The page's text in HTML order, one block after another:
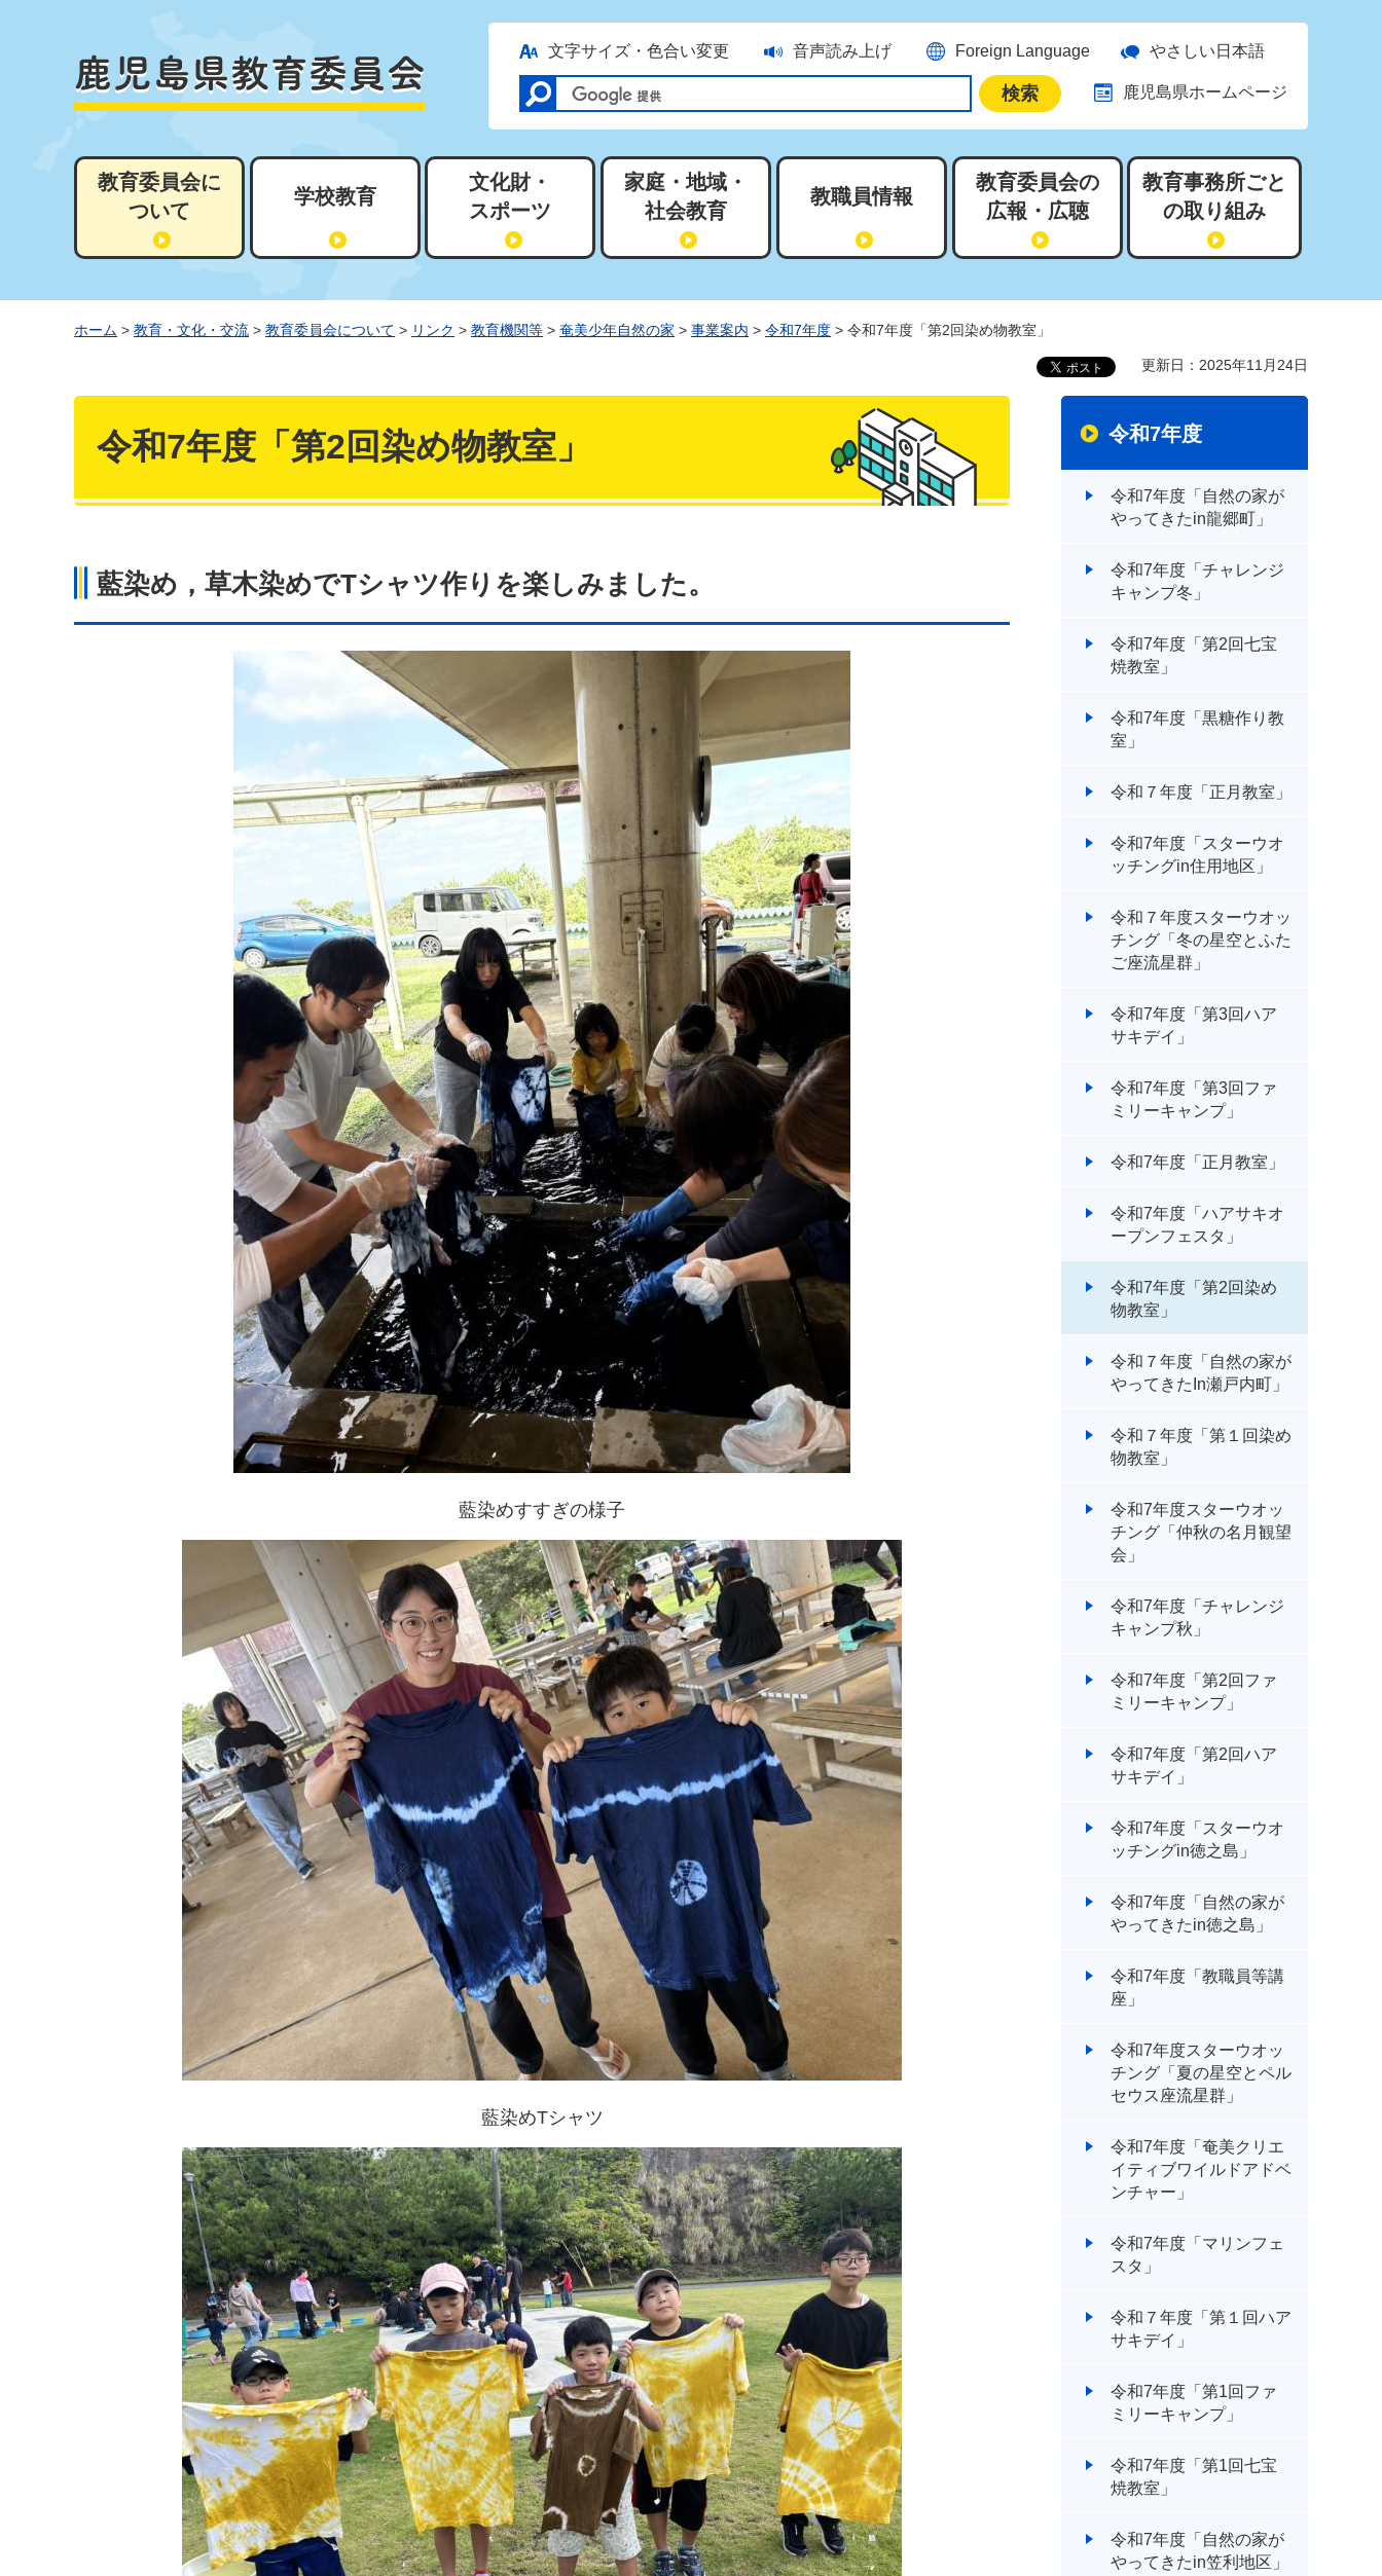
文字サイズ・色合い変更 音声読み上げ Foreign Language やさしい日本語
鹿児島県ホームページ
教育委員会に
ついて
学校教育
文化財・
スポーツ
家庭・地域・
社会教育
教職員情報
教育委員会の
広報・広聴
教育事務所ごと
の取り組み
ホーム > 教育・文化・交流 > 教育委員会について > リンク > 教育機関等 > 奄美少年自然の家 > 事業案内 > 令和7年度 > 令和7年度「第2回染め物教室」
更新日：2025年11月24日
令和7年度「第2回染め物教室」
藍染め，草木染めでTシャツ作りを楽しみました。
藍染めすすぎの様子
藍染めTシャツ
令和7年度
令和7年度「自然の家が
やってきたin龍郷町」
令和7年度「チャレンジ
キャンプ冬」
令和7年度「第2回七宝
焼教室」
令和7年度「黒糖作り教
室」
令和７年度「正月教室」
令和7年度「スターウオ
ッチングin住用地区」
令和７年度スターウオッ
チング「冬の星空とふた
ご座流星群」
令和7年度「第3回ハア
サキデイ」
令和7年度「第3回ファ
ミリーキャンプ」
令和7年度「正月教室」
令和7年度「ハアサキオ
ープンフェスタ」
令和7年度「第2回染め
物教室」
令和７年度「自然の家が
やってきたIn瀬戸内町」
令和７年度「第１回染め
物教室」
令和7年度スターウオッ
チング「仲秋の名月観望
会」
令和7年度「チャレンジ
キャンプ秋」
令和7年度「第2回ファ
ミリーキャンプ」
令和7年度「第2回ハア
サキデイ」
令和7年度「スターウオ
ッチングin徳之島」
令和7年度「自然の家が
やってきたin徳之島」
令和7年度「教職員等講
座」
令和7年度スターウオッ
チング「夏の星空とペル
セウス座流星群」
令和7年度「奄美クリエ
イティブワイルドアドベ
ンチャー」
令和7年度「マリンフェ
スタ」
令和７年度「第１回ハア
サキデイ」
令和7年度「第1回ファ
ミリーキャンプ」
令和7年度「第1回七宝
焼教室」
令和7年度「自然の家が
やってきたin笠利地区」